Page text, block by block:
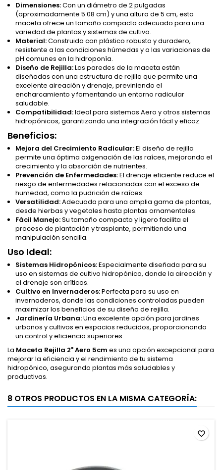
Dimensiones:Con un diámetro de 2 pulgadas
(aproximadamente 5.08 cm) y una altura de 5 cm, esta
maceta ofrece un tamaño compacto adecuado para una
variedad de plantas y sistemas de cultivo.
Material:Construida con plástico robusto y duradero,
resistente a las condiciones húmedas y a las variaciones de
pH comunes en la hidroponía.
Diseño de Rejilla:Las paredes de la maceta están
diseñadas con una estructura de rejilla que permite una
excelente aireación y drenaje, previniendo el
encharcamiento y fomentando un entorno radicular
saludable.
Compatibilidad:Ideal para sistemas Aero y otros sistemas
hidropónicos, garantizando una integración fácil y eficaz.
Beneficios:
Mejora del Crecimiento Radicular:El diseño de rejilla
permite una óptima oxigenación de las raíces, mejorando el
crecimiento y la absorción de nutrientes.
Prevención de Enfermedades:El drenaje eficiente reduce el
riesgo de enfermedades relacionadas con el exceso de
humedad, como la pudrición de raíces.
Versatilidad:Adecuada para una amplia gama de plantas,
desde hierbas y vegetales hasta plantas ornamentales.
Fácil Manejo:Su tamaño compacto y ligero facilita el
proceso de plantación y trasplante, permitiendo una
manipulación sencilla.
Uso Ideal:
Sistemas Hidropónicos:Especialmente diseñada para su
uso en sistemas de cultivo hidropónico, donde la aireación y
el drenaje son críticos.
Cultivo en Invernaderos:Perfecta para su uso en
invernaderos, donde las condiciones controladas pueden
maximizar los beneficios de su diseño de rejilla.
Jardinería Urbana:Una excelente opción para jardines
urbanos y cultivos en espacios reducidos, proporcionando
un control y eficiencia superiores.
La Maceta Rejilla 2" Aero 5cm es una opción excepcional para
mejorar la eficiencia y el rendimiento de tu sistema
hidropónico, asegurando plantas más saludables y
productivas.
8 OTROS PRODUCTOS EN LA MISMA CATEGORÍA:
favorite_border